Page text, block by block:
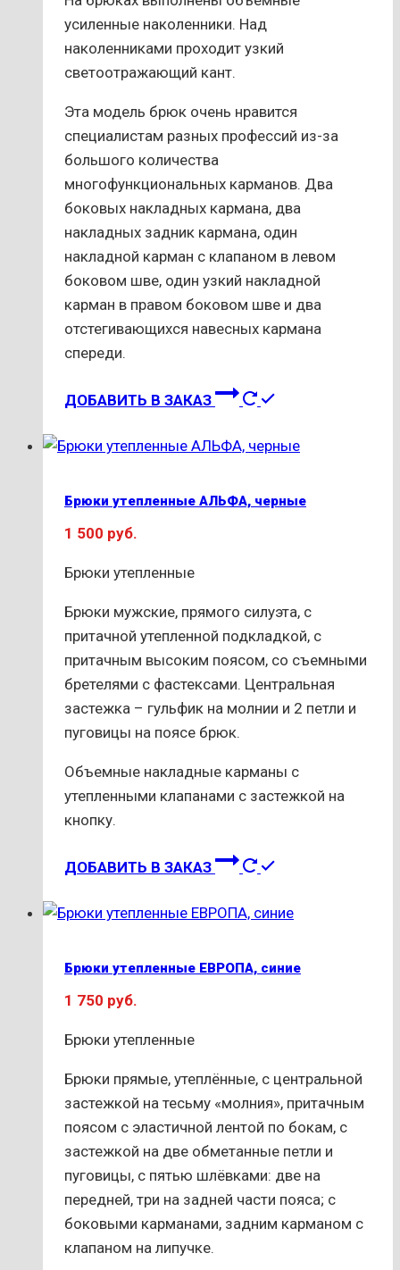
усиленные наколенники. Над
наколенниками проходит узкий
светоотражающий кант.
Эта модель брюк очень нравится
специалистам разных профессий из-за
большого количества
многофункциональных карманов. Два
боковых накладных кармана, два
накладных задник кармана, один
накладной карман с клапаном в левом
боковом шве, один узкий накладной
карман в правом боковом шве и два
отстегивающихся навесных кармана
спереди.
ДОБАВИТЬ В ЗАКАЗ
Этот
имеет
Опции
странице
товара.
Брюки утепленные АЛЬФА, черные
1 500 руб.
Брюки утепленные
Брюки мужские, прямого силуэта, с
притачной утепленной подкладкой, с
притачным высоким поясом, со съемными
бретелями с фастексами. Центральная
застежка – гульфик на молнии и 2 петли и
пуговицы на поясе брюк.
Объемные накладные карманы с
утепленными клапанами с застежкой на
кнопку.
ДОБАВИТЬ В ЗАКАЗ
Этот
имеет
Опции
странице
товара.
Брюки утепленные ЕВРОПА, синие
1 750 руб.
Брюки утепленные
Брюки прямые, утеплённые, с центральной
застежкой на тесьму «молния», притачным
поясом с эластичной лентой по бокам, с
застежкой на две обметанные петли и
пуговицы, с пятью шлёвками: две на
передней, три на задней части пояса; с
боковыми карманами, задним карманом с
клапаном на липучке.